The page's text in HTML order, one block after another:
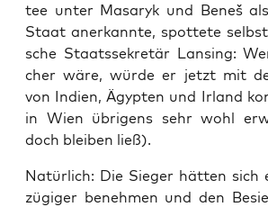
tee unter Masa­ryk und Beneš
Staat aner­kann­te, spot­te­te
sche Staats­se­kre­tär Lan­sing:
cher wäre, wür­de er jetzt mit
von Indi­en, Ägyp­ten und Irland
in Wien übri­gens sehr wohl
doch blei­ben ließ).
Natür­lich: Die Sie­ger hät­ten
zü­gi­ger beneh­men und den